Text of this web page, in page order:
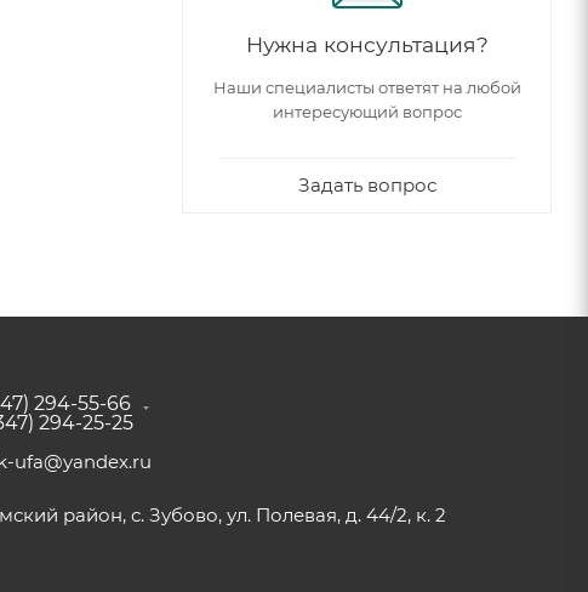
Нужна консультация?
Наши специалисты ответят на любой
интересующий вопрос
Задать вопрос
294-55-66
294-25-25
ufa@yandex.ru
район, с. Зубово, ул. Полевая, д. 44/2, к. 2